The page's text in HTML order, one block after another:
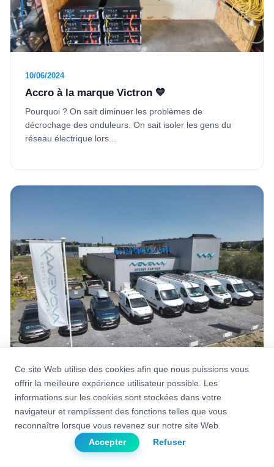
10/06/2024
Accro à la marque Victron 💙
Pourquoi ? On sait diminuer les problèmes de
décrochage des onduleurs. On sait isoler les gens du
réseau électrique lors...
10/01/2024
Salon Batimoi à Marche
Nous aurons le plaisir de vous retrouver au salon Batimoi
de Marche-en-Famenne du 26 au 29 janvier 2024. Venez
Ce site Web utilise des cookies afin que nous puissions vous
offrir la meilleure expérience utilisateur possible. Les
informations sur les cookies sont stockées dans votre
navigateur et remplissent des fonctions telles que vous
reconnaître lorsque vous revenez sur notre site Web.
Accepter
Refuser